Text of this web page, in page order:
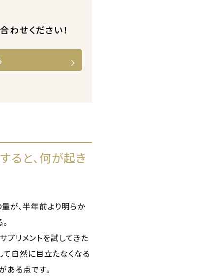
わせください！
ると、何が起き
が、半年前より明らか
プリメントを試してきた
て自然に目立たなくなる
ある点です。